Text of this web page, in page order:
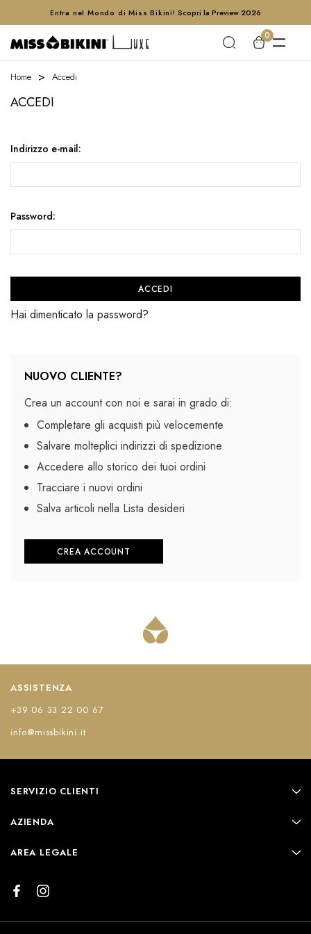
Entra nel Mondo di Miss Bikini! Scopri la Preview 2026
0
Home Accedi
ACCEDI
Indirizzo e-mail:
Password:
Hai dimenticato la password?
NUOVO CLIENTE?
Crea un account con noi e sarai in grado di:
Completare gli acquisti più velocemente
Salvare molteplici indirizzi di spedizione
Accedere allo storico dei tuoi ordini
Tracciare i nuovi ordini
Salva articoli nella Lista desideri
CREA ACCOUNT
ASSISTENZA
+39 06 33 22 00 67
info@missbikini.it
SERVIZIO CLIENTI
AZIENDA
AREA LEGALE